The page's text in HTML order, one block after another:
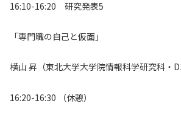
16:10-16:20 研究発表5
「専門職の自己と仮面」
横山 昇（東北大学大学院情報科学研究科・D1
16:20-16:30 （休憩）